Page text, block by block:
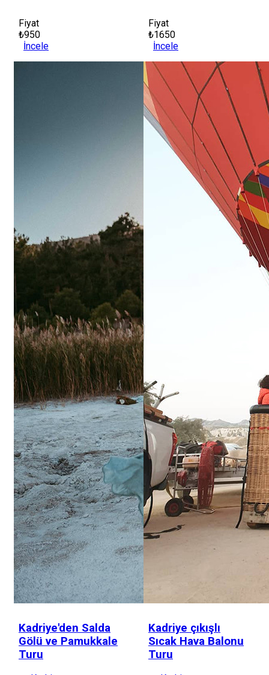
Fiyat
₺950
İncele
Fiyat
₺1650
İncele
Kadriye'den Salda
Gölü ve Pamukkale
Turu
Kadriye çıkışlı
Sıcak Hava Balonu
Turu